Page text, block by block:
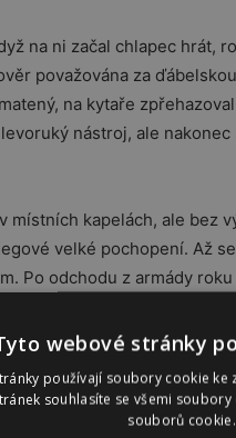
na ni začal chlapec hrát,
považována za
na kytaře
nástroj, ale
kapelách, ale bez
velké pochopení. Až
Po odchodu z armády
hudební komunity a o půl
pěti let vystřídal
s baskytaristou a
webové stránky
používají soubory cookie ke
souhlasíte se všemi
souborů